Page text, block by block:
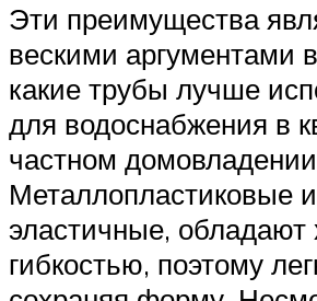
Эти преимущества
вескими аргументами
какие трубы лучше
для водоснабжения в
частном
Металлопластиковые
эластичные, обладают
гибкостью, поэтому